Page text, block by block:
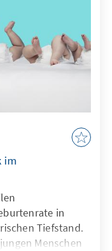
im
in
Tiefstand.
Menschen